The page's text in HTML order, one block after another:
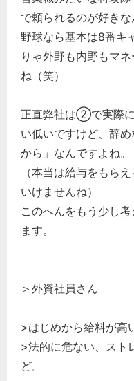
で頼られるのが好きな
野球なら基本は8番キ
りゃ外野も内野もマ
ね（笑）
正直弊社は②で実際
い低いですけど、辞
から」なんですよね。
（本当は給与をもら
いけませんね）
このへんをもう少し
ます。
＞外資社員さん
>はじめから給料が高
>法的に危ない、スト
ど。